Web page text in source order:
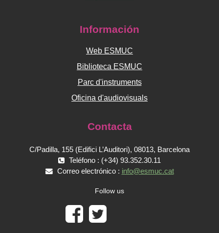
Información
Web ESMUC
Biblioteca ESMUC
Parc d'instruments
Oficina d'audiovisuals
Contacta
C/Padilla, 155 (Edifici L’Auditori), 08013, Barcelona
Teléfono : (+34) 93.352.30.11
Correo electrónico : info@esmuc.cat
Follow us